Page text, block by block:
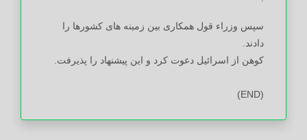
سپس وزراء قول همکاری بین زمینه های کشورها را
دادند.
کوهن از اسرائیل دعوت کرد و این پیشنهاد را پذیرفت.
(END)